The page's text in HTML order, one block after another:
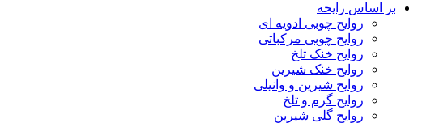
بر اساس رایحه
روایح چوبی ادویه ای
روایح چوبی مرکباتی
روایح خنک تلخ
روایح خنک شیرین
روایح شیرین و وانیلی
روایح گرم و تلخ
روایح گلی شیرین